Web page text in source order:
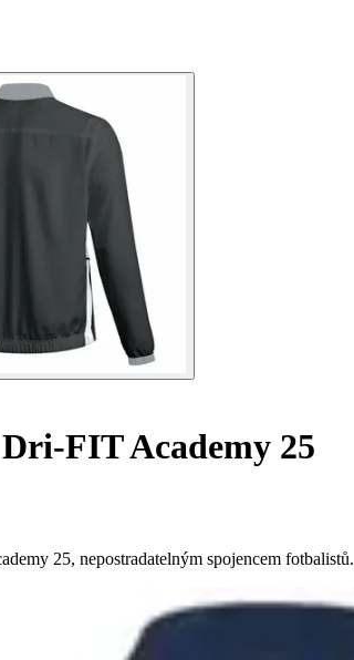
FIT Academy 25
25, nepostradatelným spojencem fotbalistů.